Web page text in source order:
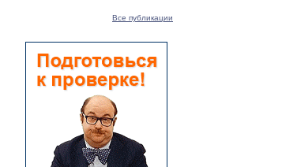
Все публикации